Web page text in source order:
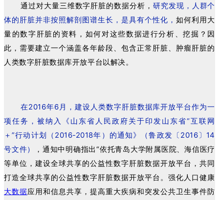
通过对大量三维数字肝脏的数据分析， 研究发现，人群个
体的肝脏并非按照解剖图谱生长，是具有个性化，如何利用大
量的数字肝脏的资料，如何对这些数据进行分析、挖掘？因
此，需要建立一个涵盖各年龄段、包含正常肝脏、肿瘤肝脏的
人类数字肝脏数据库开放平台以解决。
在2016年6月，建设人类数字肝脏数据库开放平台作为一
项任务，被纳入《山东省人民政府关于印发山东省“互联网
＋”行动计划（2016-2018年）的通知》（鲁政发〔2016〕14
号文件）
，通知中明确指出“依托青岛大学附属医院、海信医疗
等单位，建设全球共享的公益性数字肝脏数据开放平台，共同
打造全球共享的公益性数字肝脏数据开放平台。强化人口健康
大数据应用和信息共享，提高重大疾病和突发公共卫生事件防